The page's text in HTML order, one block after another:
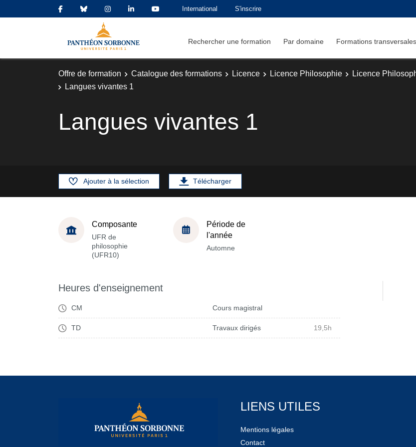
International S'inscrire
Rechercher une formation Par domaine Formations transversales
Offre de formation Catalogue des formations Licence Licence Philosophie Licence
Langues vivantes 1
Langues vivantes 1
Ajouter à la sélection Télécharger
Composante
UFR de
philosophie
(UFR10)
Période de
l'année
Automne
Heures d'enseignement
CM Cours magistral
TD Travaux dirigés 19,5h
LIENS UTILES
Mentions légales
Contact